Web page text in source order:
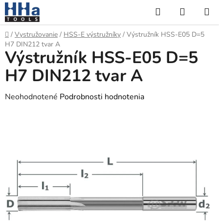
Prejsť
na
obsah
Hľadať
KOŠÍK
Domov
/ Vystružovanie / HSS-E výstružníky / Výstružník HSS-E05 D=5
H7 DIN212 tvar A
Výstružník HSS-E05 D=5
H7 DIN212 tvar A
Priemerné
hviezdičiek.
Neohodnotené Podrobnosti hodnotenia